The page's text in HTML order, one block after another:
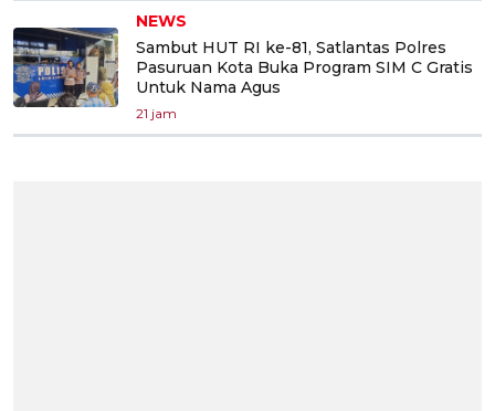
NEWS
Sambut HUT RI ke-81, Satlantas Polres
Pasuruan Kota Buka Program SIM C Gratis
Untuk Nama Agus
21 jam